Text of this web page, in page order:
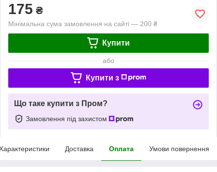
175 ₴
Мінімальна сума замовлення на сайті — 200 ₴
Купити
або
Купити з
Що таке купити з Пром?
Замовлення під захистом
Доставка Оплата Умови повернення